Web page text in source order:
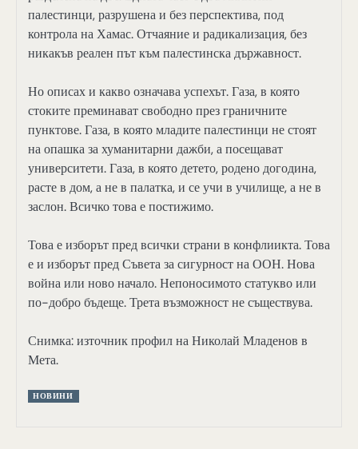
палестинци, разрушена и без перспектива, под
контрола на Хамас. Отчаяние и радикализация, без
никакъв реален път към палестинска държавност.
Но описах и какво означава успехът. Газа, в която
стоките преминават свободно през граничните
пунктове. Газа, в която младите палестинци не стоят
на опашка за хуманитарни дажби, а посещават
университети. Газа, в която детето, родено догодина,
расте в дом, а не в палатка, и се учи в училище, а не в
заслон. Всичко това е постижимо.
Това е изборът пред всички страни в конфлиикта. Това
е и изборът пред Съвета за сигурност на ООН. Нова
война или ново начало. Непоносимото статукво или
по-добро бъдеще. Трета възможност не съществува.
Снимка: източник профил на Николай Младенов в
Мета.
НОВИНИ